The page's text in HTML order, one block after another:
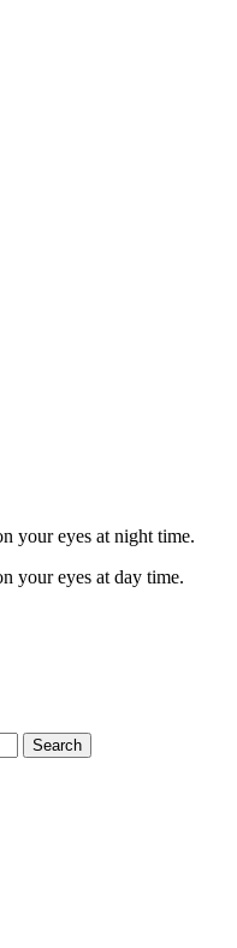
your eyes at night time.
your eyes at day time.
Search